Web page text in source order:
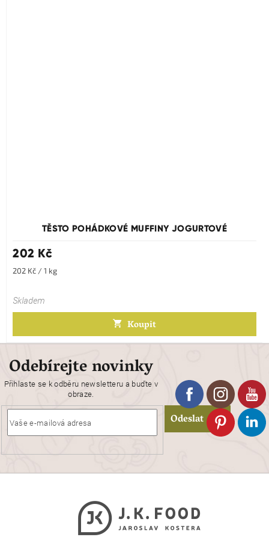
TĚSTO POHÁDKOVÉ MUFFINY JOGURTOVÉ
202 Kč
Měrná
202 Kč / 1 kg
Skladem
Koupit
Odebírejte novinky
Přihlaste se k odběru newsletteru a buďte v
obraze.
Odeslat